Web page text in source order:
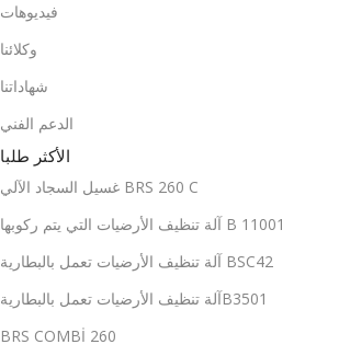
فيديوهات
وكلائنا
شهاداتنا
الدعم الفني
الأكثر طلبا
غسيل السجاد الآلي BRS 260 C
آلة تنظيف الأرضيات التي يتم ركوبها B 11001
آلة تنظيف الأرضيات تعمل بالبطارية BSC42
آلة تنظيف الأرضيات تعمل بالبطاريةB3501
BRS COMBİ 260